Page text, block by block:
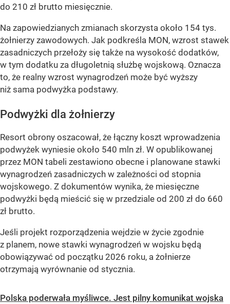
do 210 zł brutto miesięcznie.
Na zapowiedzianych zmianach skorzysta około 154 tys.
żołnierzy zawodowych. Jak podkreśla MON, wzrost stawek
zasadniczych przełoży się także na wysokość dodatków,
w tym dodatku za długoletnią służbę wojskową. Oznacza
to, że realny wzrost wynagrodzeń może być wyższy
niż sama podwyżka podstawy.
Podwyżki dla żołnierzy
Resort obrony oszacował, że łączny koszt wprowadzenia
podwyżek wyniesie około 540 mln zł. W opublikowanej
przez MON tabeli zestawiono obecne i planowane stawki
wynagrodzeń zasadniczych w zależności od stopnia
wojskowego. Z dokumentów wynika, że miesięczne
podwyżki będą mieścić się w przedziale od 200 zł do 660
zł brutto.
Jeśli projekt rozporządzenia wejdzie w życie zgodnie
z planem, nowe stawki wynagrodzeń w wojsku będą
obowiązywać od początku 2026 roku, a żołnierze
otrzymają wyrównanie od stycznia.
Polska poderwała myśliwce. Jest pilny komunikat wojska